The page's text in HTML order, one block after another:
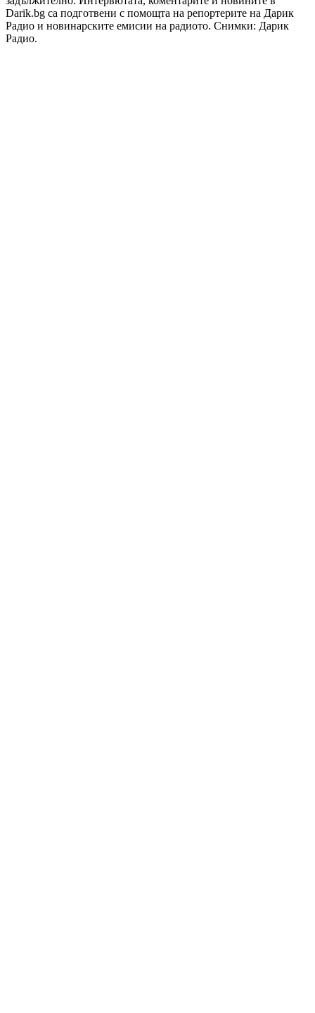
Darik.bg са подготвени с помощта на репортерите на Дарик
Радио и новинарските емисии на радиото. Снимки: Дарик
Радио.